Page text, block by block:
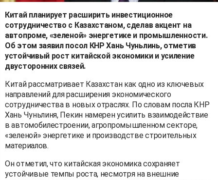
Китай планирует расширить инвестиционное
сотрудничество с Казахстаном, сделав акцент на
автопроме, «зеленой» энергетике и промышленности.
Об этом заявил посол КНР Хань Чуньлинь, отметив
устойчивый рост китайской экономики и усиление
двусторонних связей.
Китай рассматривает Казахстан как одно из ключевых
направлений для расширения экономического
сотрудничества в новых отраслях. По словам посла КНР
Хань Чуньлиня, Пекин намерен усилить взаимодействие
в автомобилестроении, агропромышленном секторе,
«зеленой» энергетике и производстве строительных
материалов.
Он отметил, что китайская экономика сохраняет
устойчивые темпы роста, несмотря на внешние